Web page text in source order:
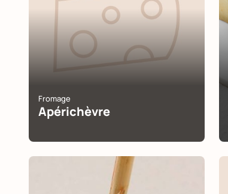
Fromage
Apérichèvre